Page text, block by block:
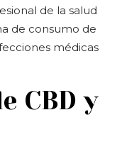
de la salud
de consumo de
médicas
CBD y